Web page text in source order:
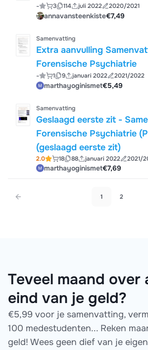
- 3 114 juli 2022 2020/2021
annavansteenkiste€7,49
Samenvatting
Extra aanvulling
Forensische Psychiatrie
- 1 9 januari 2022 2021/2022
marthayoginismet€5,49
Samenvatting
Geslaagd eerste zit - Samenvatting
Forensische Psychiatrie
(geslaagd eerste zit)
2.0 18 88 januari 2022 2021/
marthayoginismet€7,69
1 2
Teveel maand over
eind van je geld?
€5,99 voor je samenvatting,
100 medestudenten... Reken
geld! Wees geen dief van je